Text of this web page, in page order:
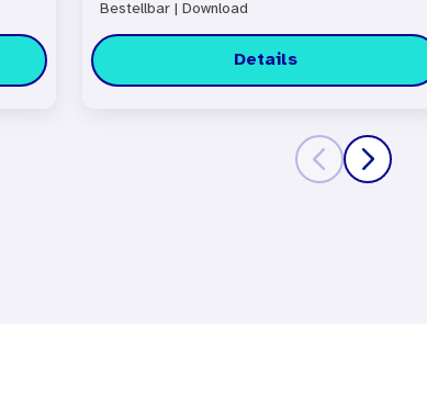
Bestellbar Download
Details